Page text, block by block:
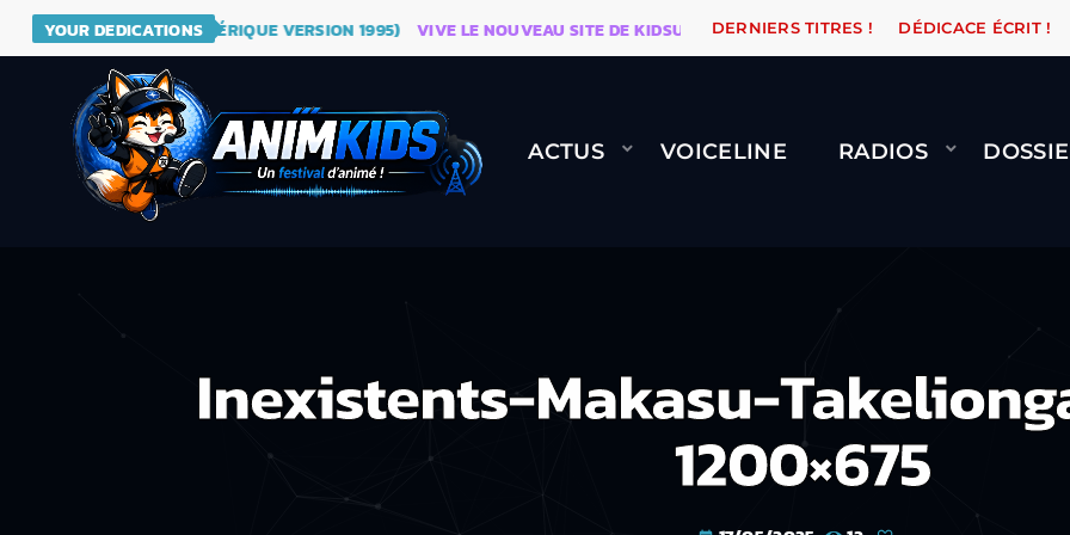
YOUR DEDICATIONS
DRAGON BALL (GÉNÉRIQUE VERSION 1995) VIVE LE NOUVEAU SITE DE KIDSUNE WARÉTRO ORANGE ROAD QUI
DERNIERS TITRES ! DÉDICACE ÉCRIT !
ACTUS VOICELINE RADIOS
Inexistents-Makasu-
1200×675